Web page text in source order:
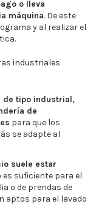
o lleva
máquina. De este
y al realizar el
industriales
de tipo industrial,
de
para que los
se adapte al
suele estar
es suficiente para el
o de prendas de
aptos para el lavado